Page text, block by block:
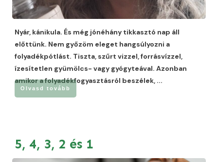
Nyár, kánikula. És még jónéhány tikkasztó nap áll
előttünk. Nem győzöm eleget hangsúlyozni a
folyadékpótlást. Tiszta, szűrt vizzel, forrásvízzel,
ízesítetlen gyümölcs- vagy gyógyteával. Azonban
amikor a folyadékfogyasztásról beszélek, ...
Olvasd tovább
5, 4, 3, 2 és 1